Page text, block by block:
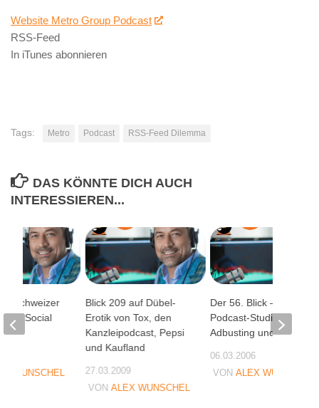
Website Metro Group Podcast
RSS-Feed
In iTunes abonnieren
Tags: Metro Podcast RSS-Feed Dilemma
DAS KÖNNTE DICH AUCH
INTERESSIEREN...
Blick 209 auf Dübel-
Erotik von Tox, den
Kanzleipodcast, Pepsi
und Kaufland
27.03.2009
VON ALEX WUNSCHEL
Der 56. Blick –
Podcast-Studien,
Adbusting und ZEN-TV
06.03.2006
VONALEX WUNSCHEL
Schweizer
Social
WUNSCHEL